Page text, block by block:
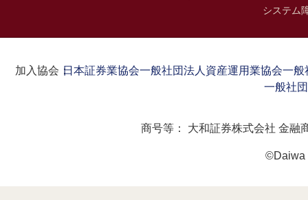
システム
加入協会：日本証券業協会一般社団法人資産運用業協会一般
一般社
商号等： 大和証券株式会社 金融
©Daiwa